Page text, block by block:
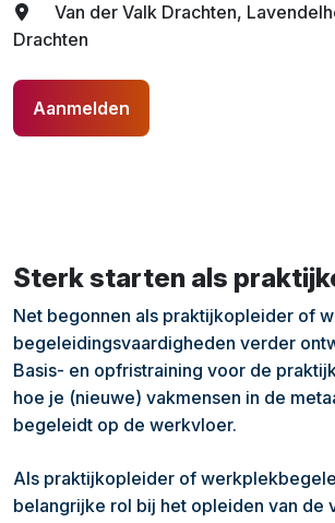
Van der Valk Drachten,
Drachten
Aanmelden
Sterk starten als
Net begonnen als praktijkopleider of
begeleidingsvaardigheden verder
Basis- en opfristraining voor de
hoe je (nieuwe) vakmensen in de
begeleidt op de werkvloer.
Als praktijkopleider of
belangrijke rol bij het opleiden van de